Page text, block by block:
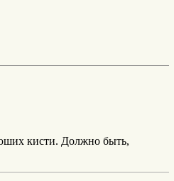
кисти. Должно быть,